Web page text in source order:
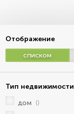
Отображение
списком
Тип недвижимости
дом ()